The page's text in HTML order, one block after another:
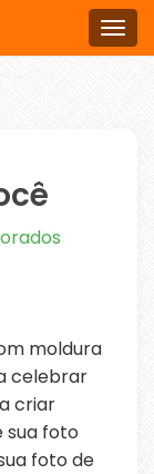
Menu
moldura
celebrar
criar
sua foto
foto de